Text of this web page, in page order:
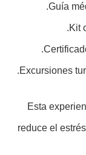
Guía
Kit
Excursiones
Esta
reduce el